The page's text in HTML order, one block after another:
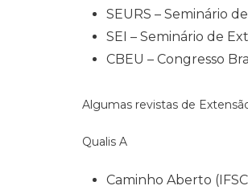
SEURS – Seminário
SEI – Seminário de
CBEU – Congresso
Algumas revistas de
Qualis A
Caminho Aberto